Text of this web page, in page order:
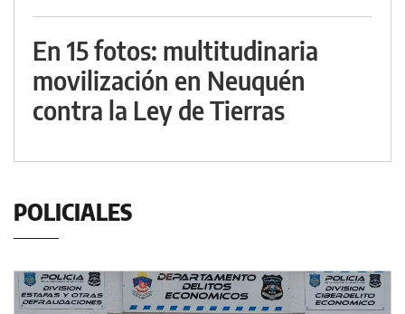
En 15 fotos: multitudinaria
movilización en Neuquén
contra la Ley de Tierras
POLICIALES